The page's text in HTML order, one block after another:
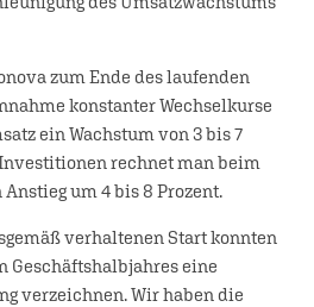
zum Ende des laufenden
konstanter Wechselkurse
ein Wachstum von 3 bis 7
rechnet man beim
um 4 bis 8 Prozent.
verhaltenen Start konnten
Geschäftshalbjahres eine
verzeichnen. Wir haben die